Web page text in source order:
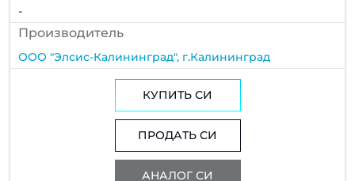
-
Производитель
ООО "Элсис-Калининград", г.Калининград
КУПИТЬ СИ
ПРОДАТЬ СИ
АНАЛОГ СИ